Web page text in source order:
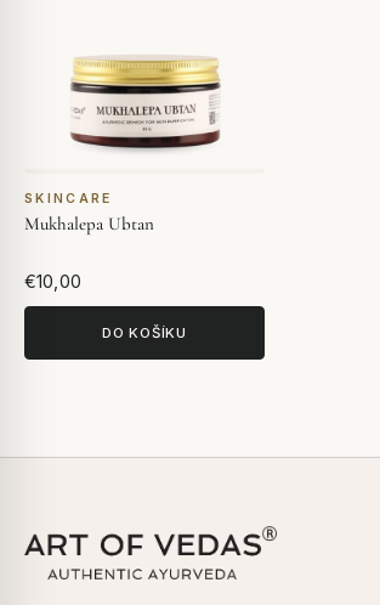
SKINCARE
Mukhalepa Ubtan
€10,00
DO KOŠÍKU